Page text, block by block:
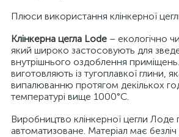
Плюси використання клінкерної
Клінкерна цегла Lode – екологічно
який широко застосовують для
внутрішнього оздоблення
виготовляють із тугоплавкої глини,
випалюванню протягом декількох
температурі вище 1000°С.
Виробництво клінкерної цегли Лоде
автоматизоване. Матеріал має безліч